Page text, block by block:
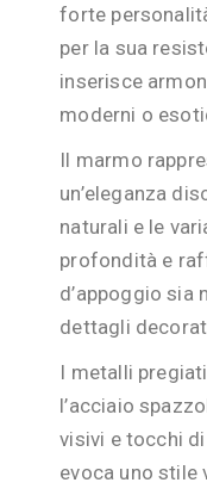
forte
per la sua
inserisce
moderni o
Il marmo
un’eleganza
naturali e le
profondità e
d’appoggio sia
dettagli
I metalli
l’acciaio
visivi e tocchi
evoca uno stile